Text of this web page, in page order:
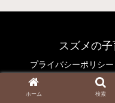
スズメの
プライバシーポリシー
© 2021 スズ
ホーム 検索